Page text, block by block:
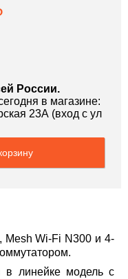
России.
в магазине:
23А (вход с ул
Mesh Wi-Fi N300 и 4-
в линейке модель с